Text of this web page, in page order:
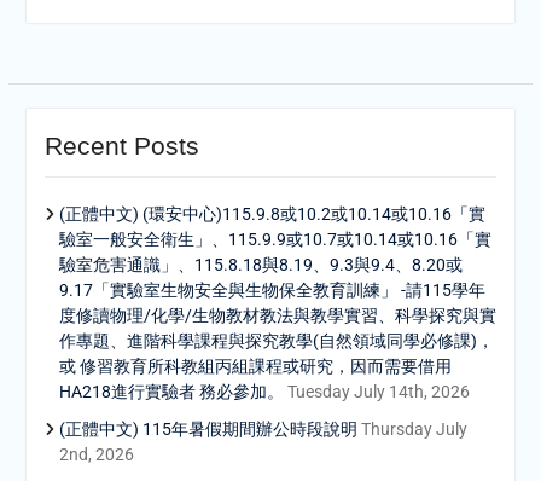
Recent Posts
(正體中文) (環安中心)115.9.8或10.2或10.14或10.16「實
驗室一般安全衛生」、115.9.9或10.7或10.14或10.16「實
驗室危害通識」、115.8.18與8.19、9.3與9.4、8.20或
9.17「實驗室生物安全與生物保全教育訓練」 -請115學年
度修讀物理/化學/生物教材教法與教學實習、科學探究與實
作專題、進階科學課程與探究教學(自然領域同學必修課)，
或 修習教育所科教組丙組課程或研究，因而需要借用
HA218進行實驗者 務必參加。
Tuesday July 14th, 2026
(正體中文) 115年暑假期間辦公時段說明 Thursday July
2nd, 2026